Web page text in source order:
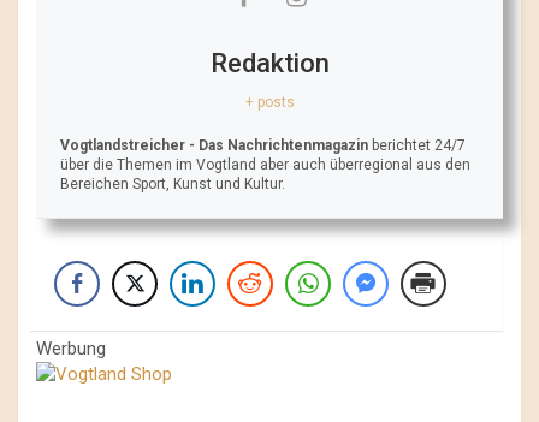
Redaktion
+ posts
Vogtlandstreicher - Das Nachrichtenmagazin berichtet 24/7
über die Themen im Vogtland aber auch überregional aus den
Bereichen Sport, Kunst und Kultur.
Werbung